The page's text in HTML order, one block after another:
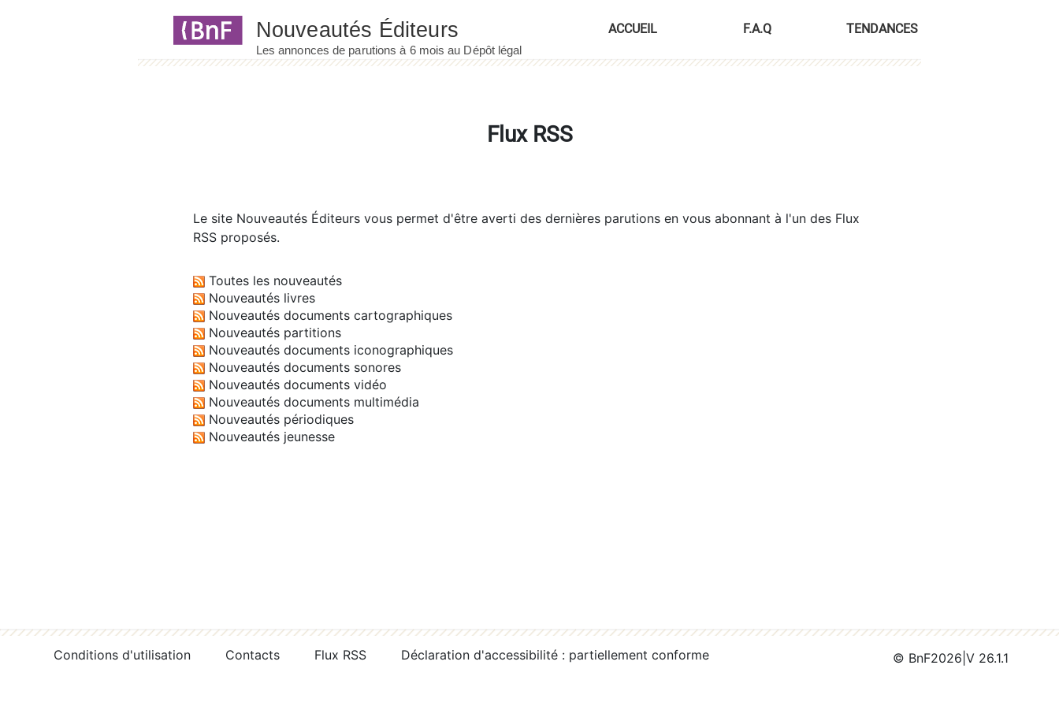
ACCUEIL F.A.Q TENDANCES
Flux RSS
Le site Nouveautés Éditeurs vous permet d'être averti des dernières parutions en vous abonnant à l'un des Flux
RSS proposés.
Toutes les nouveautés
Nouveautés livres
Nouveautés documents cartographiques
Nouveautés partitions
Nouveautés documents iconographiques
Nouveautés documents sonores
Nouveautés documents vidéo
Nouveautés documents multimédia
Nouveautés périodiques
Nouveautés jeunesse
Conditions d'utilisation Contacts Flux RSS Déclaration d'accessibilité : partiellement conforme © BnF2026 V 26.1.1